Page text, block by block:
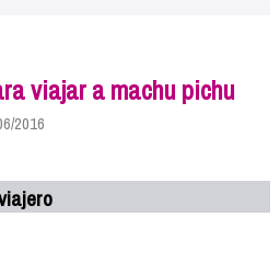
viajar a machu pichu
2016